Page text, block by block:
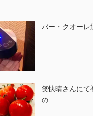
バー・クオーレ
笑快晴さんにて
の…